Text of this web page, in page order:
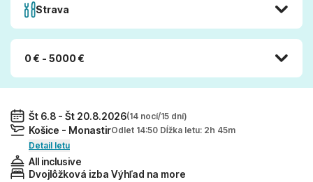
Strava
0 € - 5000 €
Št 6.8 - Št 20.8.2026(14 nocí/15 dní)
Košice - MonastirOdlet 14:50 Dĺžka letu: 2h 45m
Detail letu
All inclusive
Dvojlôžková izba Výhľad na more